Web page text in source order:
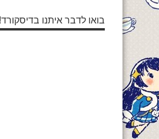
בואו לדבר איתנו בדיסקורד!